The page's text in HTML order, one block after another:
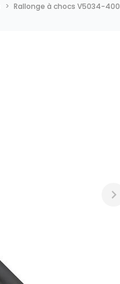
Rallonge à chocs V5034-400